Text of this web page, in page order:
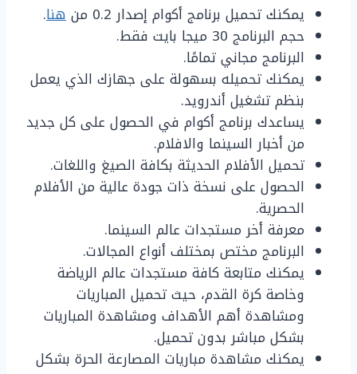
يمكنك تحميل برنامج أكوام إصدار 0.2 من
هنا.
حجم البرنامج 30 ميجا بايت فقط.
البرنامج مجاني تمامًا.
يمكنك تحميله بسهولة على جهازك الذي يعمل
بنظم تشغيل أندرويد.
يساعدك برنامج أكوام في الحصول على كل جديد
من أخبار السينما والافلام.
تحميل الأفلام الحديثة بكافة الصيغ واللغات.
الحصول على نسخة ذات جودة عالية من الأفلام
الحصرية.
معرفة أخر مستجدات عالم السينما.
البرنامج مختص بمختلف أنواع المجالات.
يمكنك متابعة كافة مستجدات عالم الرياضة
وخاصة كرة القدم، حيث تحميل المباريات
ومشاهدة أهم الأهداف ومشاهدة المباريات
بشكل مباشر بدون تحميل.
يمكنك مشاهدة مباريات المصارعة الحرة بشكل